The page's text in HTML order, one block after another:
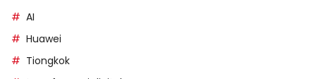
AI
Huawei
Tiongkok